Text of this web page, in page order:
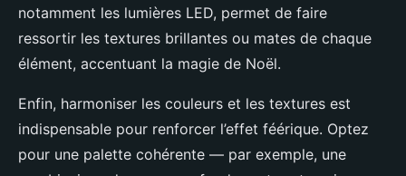
notamment les lumières LED, permet de faire
ressortir les textures brillantes ou mates de chaque
élément, accentuant la magie de Noël.
Enfin, harmoniser les couleurs et les textures est
indispensable pour renforcer l’effet féérique. Optez
pour une palette cohérente — par exemple, une